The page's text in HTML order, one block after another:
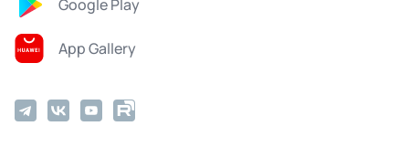
Google Play
App Gallery